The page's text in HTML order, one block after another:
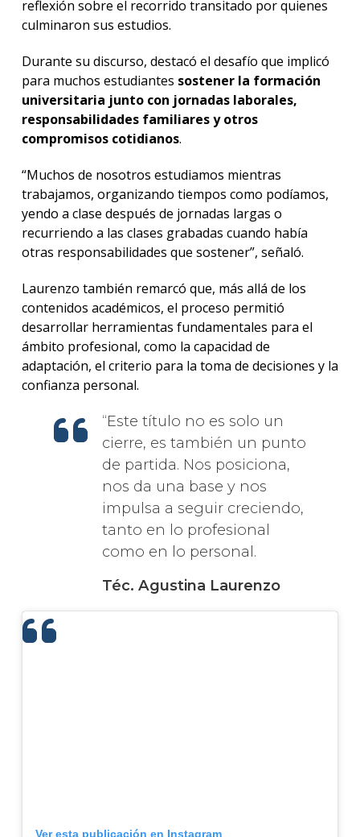
reflexión sobre el recorrido transitado por quienes
culminaron sus estudios.
Durante su discurso, destacó el desafío que implicó
para muchos estudiantes sostener la formación
universitaria junto con jornadas laborales,
responsabilidades familiares y otros
compromisos cotidianos.
“Muchos de nosotros estudiamos mientras
trabajamos, organizando tiempos como podíamos,
yendo a clase después de jornadas largas o
recurriendo a las clases grabadas cuando había
otras responsabilidades que sostener”, señaló.
Laurenzo también remarcó que, más allá de los
contenidos académicos, el proceso permitió
desarrollar herramientas fundamentales para el
ámbito profesional, como la capacidad de
adaptación, el criterio para la toma de decisiones y la
confianza personal.
Este título no es solo un
cierre, es también un punto
de partida. Nos posiciona,
nos da una base y nos
impulsa a seguir creciendo,
tanto en lo profesional
como en lo personal.
Téc. Agustina Laurenzo
Ver esta publicación en Instagram